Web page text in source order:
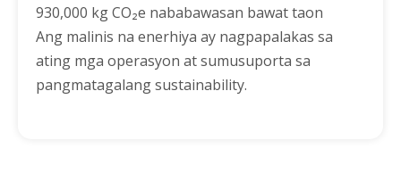
930,000 kg CO₂e nababawasan bawat taon
Ang malinis na enerhiya ay nagpapalakas sa
ating mga operasyon at sumusuporta sa
pangmatagalang sustainability.